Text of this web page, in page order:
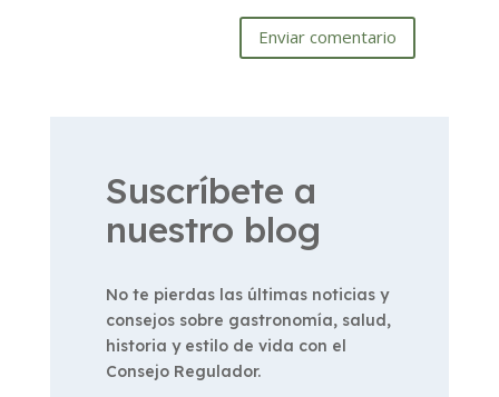
Enviar comentario
Suscríbete a
nuestro blog
No te pierdas las últimas noticias y
consejos sobre gastronomía, salud,
historia y estilo de vida con el
Consejo Regulador.